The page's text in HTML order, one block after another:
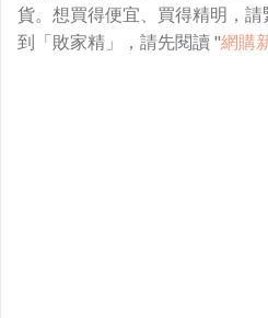
貨。想買得便宜、買得精明，
到「敗家精」，請先閱讀 "網購